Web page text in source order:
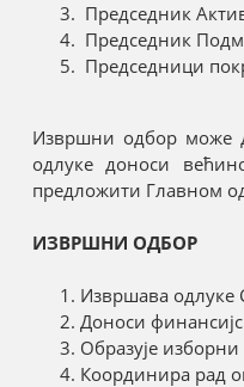
Председник
Председник
Председници
Извршни одбор може
одлуке доноси
предложити Главном
ИЗВРШНИ ОДБОР
Извршава одлуке
Доноси
Образује
Координира рад